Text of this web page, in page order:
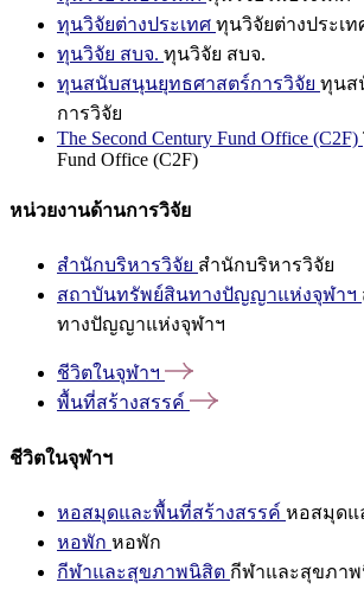
ทุนวิจัยต่างประเทศ ทุนวิจัยต่างประเท
ทุนวิจัย สบจ. ทุนวิจัย สบจ.
ทุนสนับสนุนยุทธศาสตร์การวิจัย ทุนส
การวิจัย
The Second Century Fund Office (C2F)
Fund Office (C2F)
หน่วยงานด้านการวิจัย
สำนักบริหารวิจัย สำนักบริหารวิจัย
สถาบันทรัพย์สินทางปัญญาแห่งจุฬาฯ
ทางปัญญาแห่งจุฬาฯ
ชีวิตในจุฬาฯ
พื้นที่สร้างสรรค์
ชีวิตในจุฬาฯ
หอสมุดและพื้นที่สร้างสรรค์ หอสมุดแ
หอพัก หอพัก
กีฬาและสุขภาพนิสิต กีฬาและสุขภา